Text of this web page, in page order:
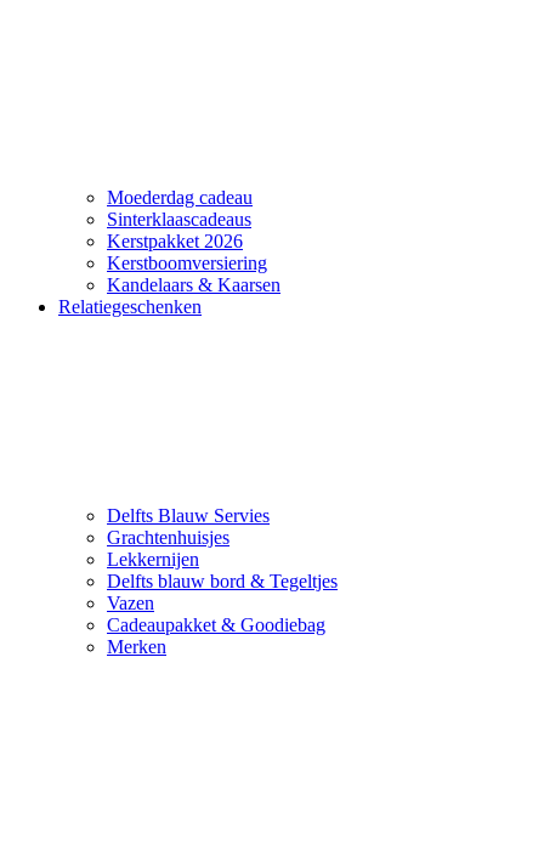
Moederdag cadeau
Sinterklaascadeaus
Kerstpakket 2026
Kerstboomversiering
Kandelaars & Kaarsen
Relatiegeschenken
Delfts Blauw Servies
Grachtenhuisjes
Lekkernijen
Delfts blauw bord & Tegeltjes
Vazen
Cadeaupakket & Goodiebag
Merken